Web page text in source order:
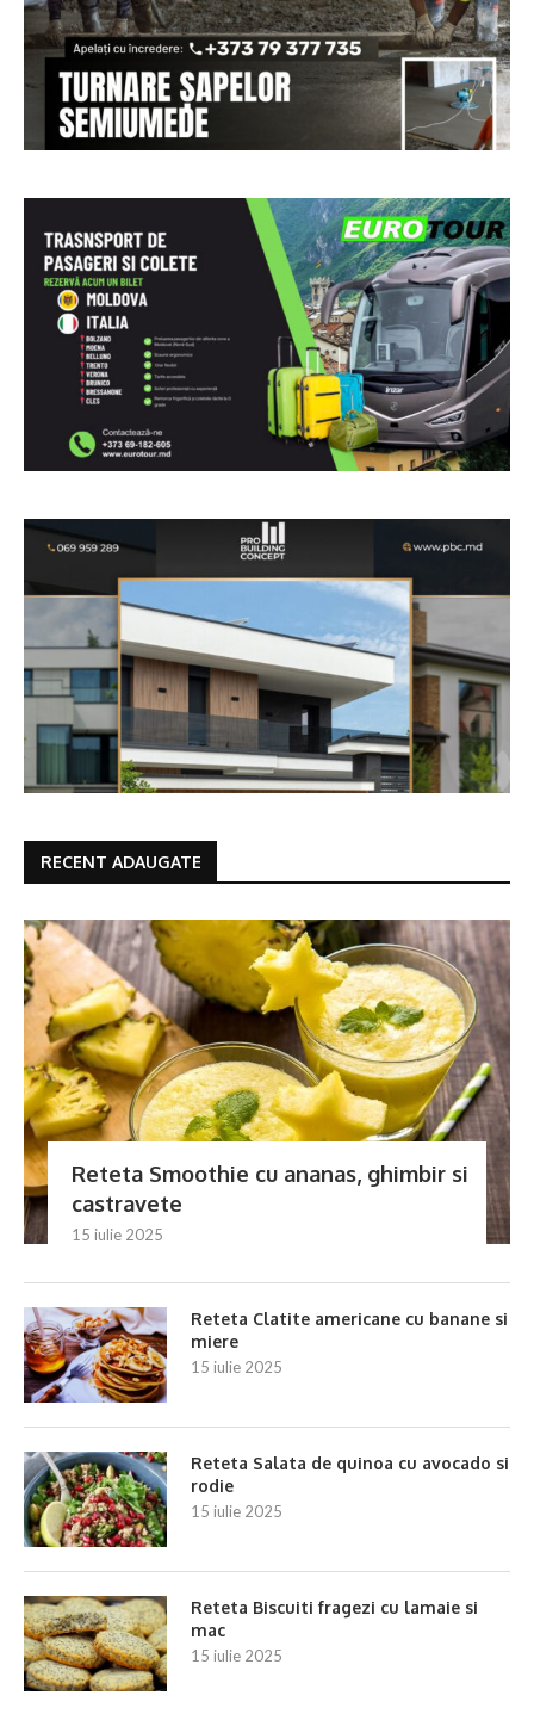
RECENT ADAUGATE
Reteta Smoothie cu ananas, ghimbir si
castravete
15 iulie 2025
Reteta Clatite americane cu banane si
miere
15 iulie 2025
Reteta Salata de quinoa cu avocado si
rodie
15 iulie 2025
Reteta Biscuiti fragezi cu lamaie si
mac
15 iulie 2025